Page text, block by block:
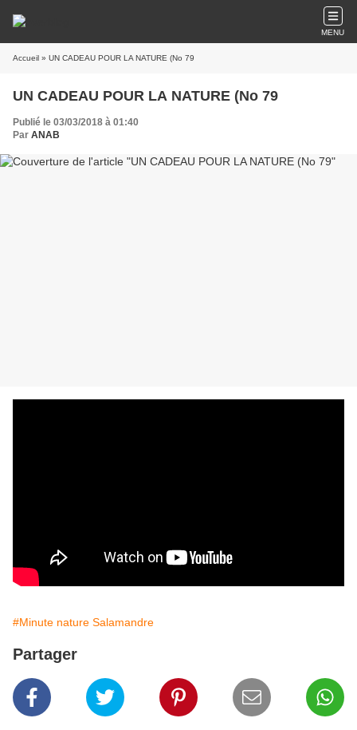
MENU
Accueil » UN CADEAU POUR LA NATURE (No 79
UN CADEAU POUR LA NATURE (No 79
Publié le 03/03/2018 à 01:40
Par ANAB
#Minute nature Salamandre
Partager